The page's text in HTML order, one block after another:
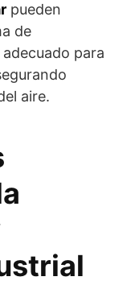
pueden
de
para
aire.